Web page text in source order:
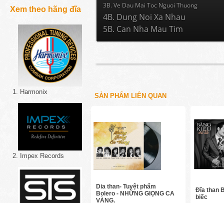
Xem theo hãng đĩa
1. Harmonix
2. Impex Records
3B. Ve Dau Mai Toc Nguoi Thuong
4B. Dung Noi Xa Nhau
5B. Can Nha Mau Tim
SẢN PHẨM LIÊN QUAN
Dia than- Tuyệt phẩm
Bolero - NHỮNG GIỌNG CA
VÀNG.
Đĩa than
biếc